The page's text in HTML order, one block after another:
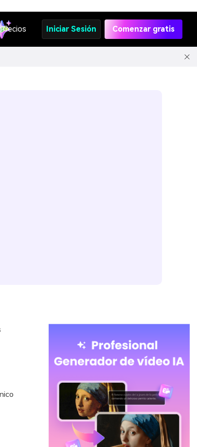
Precios Iniciar Sesión Comenzar gratis